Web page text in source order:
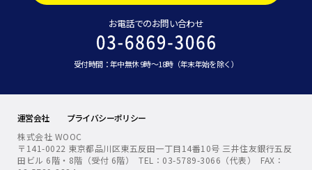
お電話でのお問い合わせ
受付時間：年中無休 9時～18時（年末年始を除く）
運営会社
プライバシーポリシー
株式会社 WOOC
〒141-0022 東京都品川区東五反田一丁目14番10号 三井住友銀行五反
田ビル 6階・8階（受付 6階） TEL：03-5789-3066（代表） FAX：